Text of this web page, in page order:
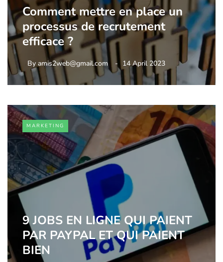
Comment mettre en place un
processus de recrutement
efficace ?
By amis2web@gmail.com 14 April 2023
MARKETING
9 JOBS EN LIGNE QUI PAIENT
PAR PAYPAL ET QUI PAIENT
BIEN